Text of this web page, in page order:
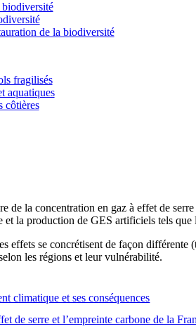
biodiversité
de la biodiversité
fragilisés
aquatiques
côtières
de la concentration en gaz à effet de
et la production de GES artificiels tels
effets se concrétisent de façon
les régions et leur vulnérabilité.
climatique et ses conséquences
de serre et l’empreinte carbone de la